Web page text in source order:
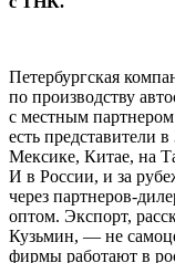
Петербургская
по производству
с местным
есть представители
Мексике, Китае, на
И в России, и за
через партнеров-
оптом. Экспорт,
Кузьмин, — не
фирмы работают в